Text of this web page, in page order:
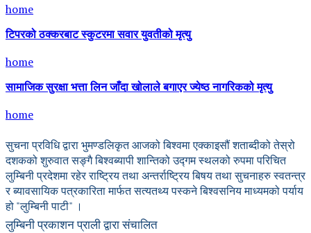
home
टिपरको ठक्करबाट स्कुटरमा सवार युवतीको मृत्यु
home
सामाजिक सुरक्षा भत्ता लिन जाँदा खोलाले बगाएर ज्येष्ठ नागरिकको मृत्यु
home
सुचना प्रविधि द्वारा भुमण्डलिकृत आजको बिश्वमा एक्काइसौं शताब्दीको तेस्रो
दशकको शुरुवात सङ्गै बिश्वब्यापी शान्तिको उद्गम स्थलको रुपमा परिचित
लुम्बिनी प्रदेशमा रहेर राष्ट्रिय तथा अन्तर्राष्ट्रिय बिषय तथा सुचनाहरु स्वतन्त्र
र ब्यावसायिक पत्रकारिता मार्फत सत्यतथ्य पस्कने बिश्वसनिय माध्यमको पर्याय
हो "लुम्बिनी पाटी" ।
लुम्बिनी प्रकाशन प्राली द्वारा संचालित